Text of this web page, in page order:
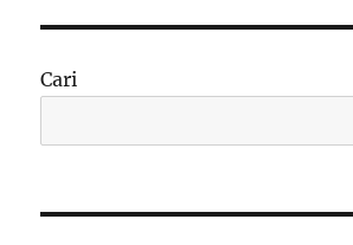
Cari